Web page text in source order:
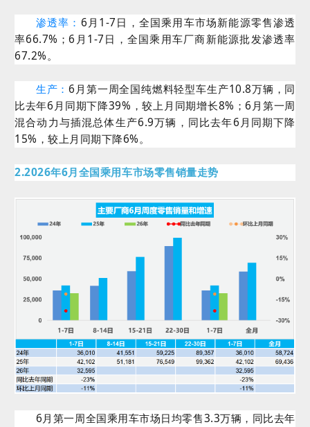
渗透率： 6月1-7日，全国乘用车市场新能源零售渗透
率66.7%；6月1-7日，全国乘用车厂商新能源批发渗透率
67.2%。
生产：6月第一周全国纯燃料轻型车生产10.8万辆，同
比去年6月同期下降39%，较上月同期增长8%；6月第一周
混合动力与插混总体生产6.9万辆，同比去年6月同期下降
15%，较上月同期下降6%。
2.2026年6月全国乘用车市场零售销量走势
6月第一周全国乘用车市场日均零售3.3万辆，同比去年